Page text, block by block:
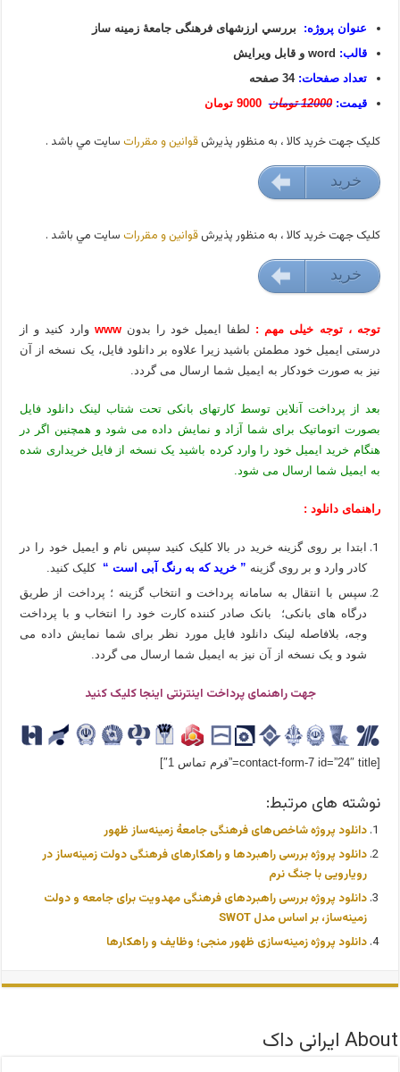
عنوان پروژه: بررسي ارزشهای فرهنگی جامعۀ زمینه ساز
قالب:
تعداد صفحات: 34 صفحه
قیمت:12000 تومان 9000 تومان
کليک جهت خريد کالا ، به منظور پذيرشقوانين و مقررات سايت مي باشد .
9000 تومان خريد
کليک جهت خريد کالا ، به منظور پذيرشقوانين و مقررات سايت مي باشد .
9000 تومان خريد
توجه ، توجه خیلی مهم : لطفا ایمیل خود را بدون www وارد کنید و از
درستی ایمیل خود مطمئن باشید زیرا علاوه بر دانلود فایل، یک نسخه از آن
نیز به صورت خودکار به ایمیل شما ارسال می گردد.
بعد از پرداخت آنلاین توسط کارتهای بانکی تحت شتاب لینک دانلود فایل
بصورت اتوماتیک برای شما آزاد و نمایش داده می شود و همچنین اگر در
هنگام خرید ایمیل خود را وارد کرده باشید یک نسخه از فایل خریداری شده
به ایمیل شما ارسال می شود.
راهنمای دانلود :
ابتدا بر روی گزینه خرید در بالا کلیک کنید سپس نام و ایمیل خود را در
کادر وارد و بر روی گزینه ” خرید که به رنگ آبی است “
کلیک کنید.
سپس با انتقال به سامانه پرداخت و انتخاب گزینه ؛ پرداخت از طریق
درگاه های بانکی؛ بانک صادر کننده کارت خود را انتخاب و با پرداخت
وجه، بلافاصله لینک دانلود فایل مورد نظر برای شما نمایش داده می
شود و یک نسخه از آن نیز به ایمیل شما ارسال می گردد.
جهت راهنمای پرداخت اینترنتی اینجا کلیک کنید
[contact-form-7 id=”24″ title=”فرم تماس 1″]
نوشته های مرتبط:
دانلود پروژه شاخص‌های فرهنگی جامعۀ زمینه‌ساز ظهور
دانلود پروژه بررسی راهبردها و راهکارهای فرهنگی دولت زمینه‌ساز در
رویارویی با جنگ نرم
دانلود پروژه بررسی راهبردهای فرهنگی مهدویت برای جامعه و دولت
زمینه‌ساز، بر اساس مدل SWOT
دانلود پروژه زمینه‌سازی ظهور منجی؛ وظایف و راهکارها
About ایرانی داک